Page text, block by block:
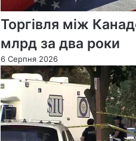
Торгівля між
млрд за два роки
6 Серпня 2026